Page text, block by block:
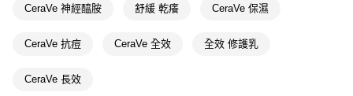
【「AFTEE先享後付」結帳流程】
結帳頁面，進行簡訊認證並確認金額後，即可完成結帳。
２．訂單成立數日內，您將收到繳費通知簡訊。
ATM／網路銀行／等多元方式進行付款，方視為交易完成。
每筆NT$65，滿NT$390(含以上)免運費
付款後全家取貨
萊爾富取貨付款
CeraVe 神經醯胺 舒緩 乾癢 CeraVe 保濕
CeraVe 抗痘 CeraVe 全效 全效 修護乳
CeraVe 長效